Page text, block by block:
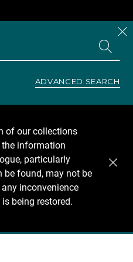
ADVANCED SEARCH
of our collections
information
particularly
be found, may not be
inconvenience
being restored.